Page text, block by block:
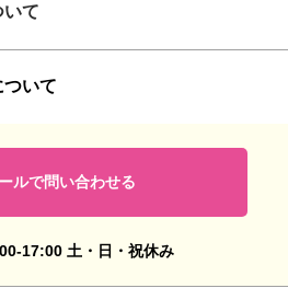
て
いて
ルで問い合わせる
17:00 土・日・祝休み